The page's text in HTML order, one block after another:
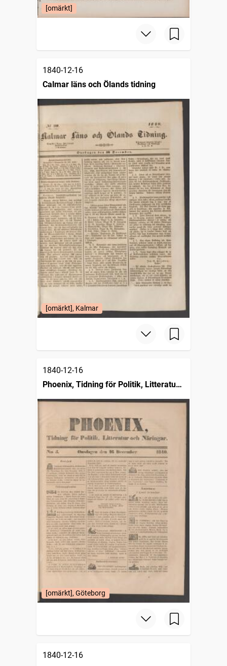
[omärkt]
1840-12-16
Calmar läns och Ölands tidning
[omärkt], Kalmar
1840-12-16
Phoenix, Tidning för Politik, Litteratur
och Näringar
[omärkt], Göteborg
1840-12-16